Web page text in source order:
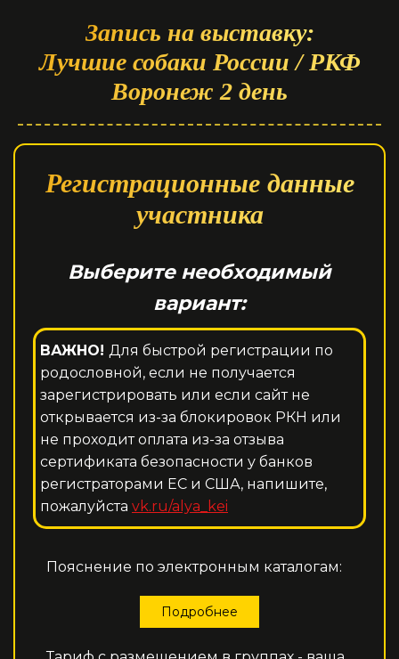
Запись на выставку:
Лучшие собаки России / РКФ
Воронеж 2 день
Регистрационные данные
участника
Выберите необходимый
вариант:
ВАЖНО! Для быстрой регистрации по
родословной, если не получается
зарегистрировать или если сайт не
открывается из-за блокировок РКН или
не проходит оплата из-за отзыва
сертификата безопасности у банков
регистраторами ЕС и США, напишите,
пожалуйста vk.ru/alya_kei
Пояснение по электронным каталогам:
Подробнее